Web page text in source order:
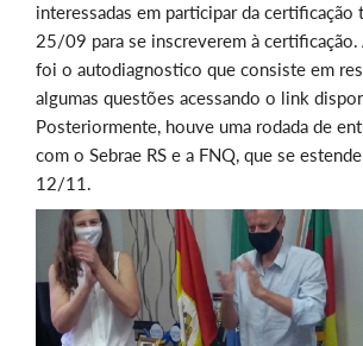
interessadas em participar da certificação
25/09 para se inscreverem à certificação.
foi o autodiagnostico que consiste em
algumas questões acessando o link
Posteriormente, houve uma rodada de
com o Sebrae RS e a FNQ, que se
12/11.